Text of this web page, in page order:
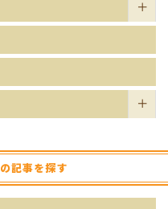
記事を探す